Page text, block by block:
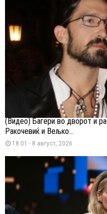
(Видео) Багери во дворот и
Ракочевиќ и Вељко...
18:01 - 8 август, 2026